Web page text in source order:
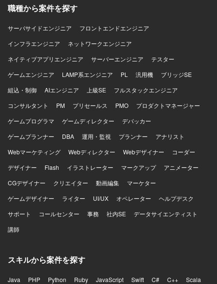
型データウェアハウスとモダンデータスタックを組み合わ
せた先進的なデータプラットフォーム構築に関わることが
でき、データエンジニアとしての専門性を高めていただけ
ます。 【開発環境】 AWS、Snowflake、Databricks、
DBT、Fivetran、Oracle、Python、PL/SQLなどを用いたデ
職種から案件を探す
サーバサイドエンジニア
フロントエンドエンジニア
インフラエンジニア
ネットワークエンジニア
ネイティブアプリエンジニア
サーバーエンジニア
テスター
ゲームエンジニア
LAMP系エンジニア PL 汎用機
ブリッジSE
組込・制御
AIエンジニア 上級SE
フルスタックエンジニア
コンサルタント
PM プリセールス PMO
プロダクトマネージャー
ゲームプログラマ
ゲームディレクター
デバッカー
ゲームプランナー
DBA 運用・監視 プランナー
アナリスト
Webマーケティング
Webディレクター Webデザイナー
コーダー
デザイナー
Flash イラストレーター マークアップ
アニメーター
CGデザイナー
クリエイター 動画編集
マーケター
ゲームデザイナー
ライター UI/UX オペレーター
ヘルプデスク
サポート
コールセンター 事務 社内SE
データサイエンティスト
講師
スキルから案件を探す
Java PHP Python Ruby JavaScript Swift C# C++
Scala